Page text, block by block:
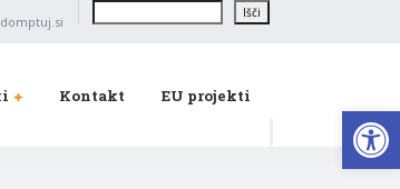
Išči
Kontakt EU projekti